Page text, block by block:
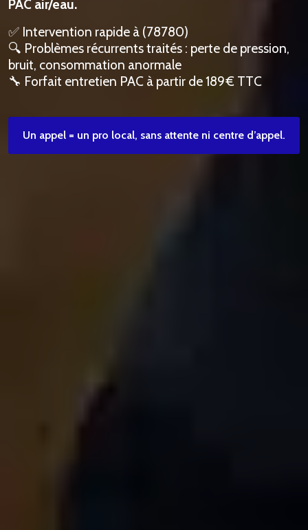
PAC air/eau.
✅ Intervention rapide à (78780)
🔍 Problèmes récurrents traités : perte de pression,
bruit, consommation anormale
🔧 Forfait entretien PAC à partir de 189 € TTC
Un appel = un pro local, sans attente ni centre d’appel.